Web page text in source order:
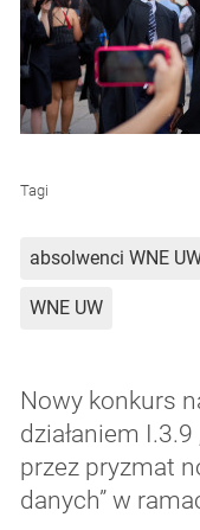
Tagi
absolwenci WNE
WNE UW
Nowy konkurs
działaniem
przez pryzmat
danych” w